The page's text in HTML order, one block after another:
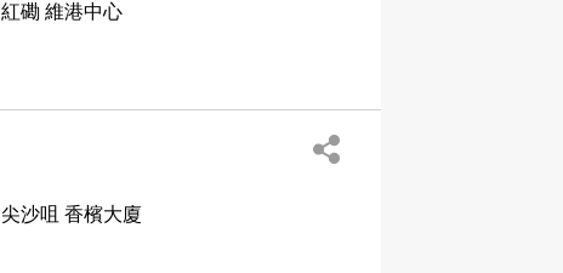
紅磡 維港中心
尖沙咀 香檳大廈